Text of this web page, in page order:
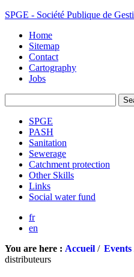
SPGE - Société Publique de
Home
Sitemap
Contact
Cartography
Jobs
SPGE
PASH
Sanitation
Sewerage
Catchment protection
Other Skills
Links
Social water fund
fr
en
You are here : Accueil / Events
distributeurs